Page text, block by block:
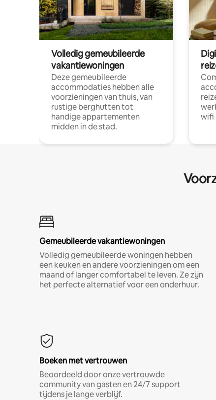
Volledig gemeubileerde
vakantiewoningen
Deze gemeubileerde
accommodaties hebben alle
voorzieningen van thuis, van
rustige berghutten tot
handige appartementen
midden in de stad.
wifi
Gemeubileerde vakantiewoningen
Volledig gemeubileerde woningen hebben
een keuken en andere voorzieningen om een
maand of langer comfortabel te leven. Ze zijn
het perfecte alternatief voor een onderhuur.
Boeken met vertrouwen
Beoordeeld door onze vertrouwde
community van gasten en 24/7 support
tijdens je lange verblijf.